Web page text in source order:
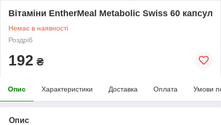
Вітаміни EntherMeal Metabolic Swiss 60 капсул
Немає в наявності
Роздріб
192 ₴
Опис Характеристики Доставка Оплата Умови
Опис